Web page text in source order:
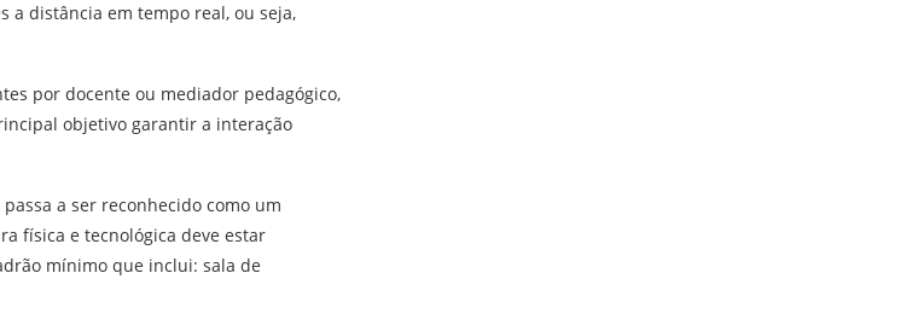
a distância em tempo real, ou seja,
por docente ou mediador pedagógico,
objetivo garantir a interação
a ser reconhecido como um
física e tecnológica deve estar
mínimo que inclui: sala de